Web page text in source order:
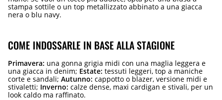
stampa sottile o un top metallizzato abbinato a una giacca
nera o blu navy.
COME INDOSSARLE IN BASE ALLA STAGIONE
Primavera: una gonna grigia midi con una maglia leggera e
una giacca in denim; Estate: tessuti leggeri, top a maniche
corte e sandali; Autunno: cappotto o blazer, versione midi e
stivaletti; Inverno: calze dense, maxi cardigan e stivali, per un
look caldo ma raffinato.